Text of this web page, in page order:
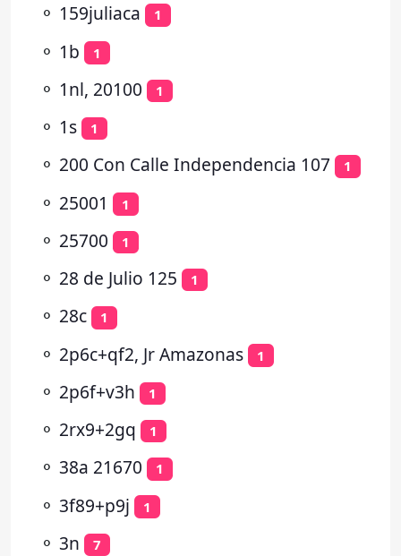
⚬ 159juliaca 1
⚬ 1b 1
⚬ 1nl, 20100 1
⚬ 1s 1
⚬ 200 Con Calle Independencia 107 1
⚬ 25001 1
⚬ 25700 1
⚬ 28 de Julio 125 1
⚬ 28c 1
⚬ 2p6c+qf2, Jr Amazonas 1
⚬ 2p6f+v3h 1
⚬ 2rx9+2gq 1
⚬ 38a 21670 1
⚬ 3f89+p9j 1
⚬ 3n 7